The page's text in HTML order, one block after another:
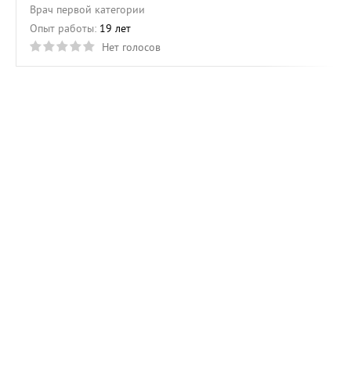
Врач первой категории
Опыт работы: 19 лет
Нет голосов